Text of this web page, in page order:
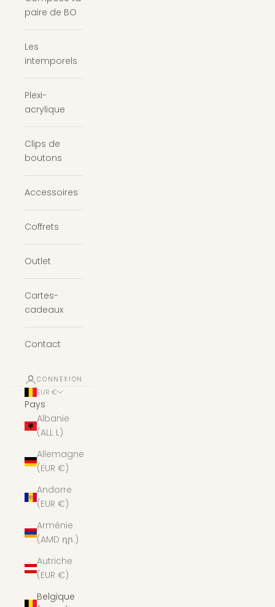
paire de BO
Les
intemporels
Plexi-
acrylique
Clips de
boutons
Accessoires
Coffrets
Outlet
Cartes-
cadeaux
Contact
CONNEXION
EUR €
Pays
Albanie
(ALL L)
Allemagne
(EUR €)
Andorre
(EUR €)
Arménie
(AMD դր.)
Autriche
(EUR €)
Belgique